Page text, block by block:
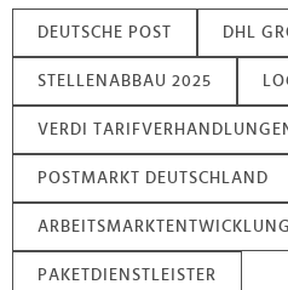
DEUTSCHE POST DHL
STELLENABBAU 2025
VERDI
POSTMARKT DEUTSCHLAND
ARBEITSMARKTENTWICKLUNG
PAKETDIENSTLEISTER